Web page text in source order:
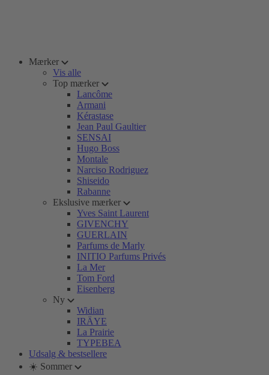
Mærker
Vis alle
Top mærker
Lancôme
Armani
Kérastase
Jean Paul Gaultier
SENSAI
Hugo Boss
Montale
Narciso Rodriguez
Shiseido
Rabanne
Ekslusive mærker
Yves Saint Laurent
GIVENCHY
GUERLAIN
Parfums de Marly
INITIO Parfums Privés
La Mer
Tom Ford
Eisenberg
Ny
Widian
IRÄYE
La Prairie
TYPEBEA
Udsalg & bestsellere
☀️ Sommer